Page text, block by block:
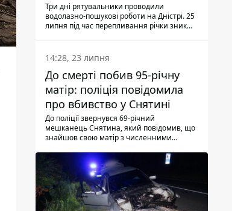
Три дні рятувальники проводили
водолазно-пошукові роботи на Дністрі. 25
липня під час перепливання річки зник
виявили тіло.
14:28, 23 липня
До смерті побив 95-річну
матір: поліція повідомила
про вбивство у Снятині
До поліції звернувся 69-річний
мешканець Снятина, який повідомив, що
знайшов свою матір з численними
з'ясували правоохоронці, ці травми жінці
наніс її син.